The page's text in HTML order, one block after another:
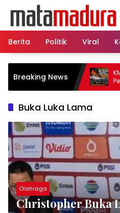
konten
Berita
Politik Viral
Breaking News
11 Kapal Sisir
Korban KMP
KMP
Buka Luka Lama
Olahraga
Christopher Buka